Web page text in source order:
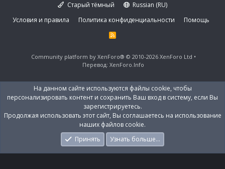
Старый тёмный
Russian (RU)
Условия и правила
Политика конфиденциальности Помощь
R
S
Community platform by XenForo® © 2010-2026 XenForo Ltd
Перевод: XenForo.Info
На данном сайте используются файлы cookie, чтобы
персонализировать контент и сохранить Ваш вход в систему, если Вы
зарегистрируетесь.
Продолжая использовать этот сайт, Вы соглашаетесь на использование
наших файлов cookie.
Принять
Узнать больше…